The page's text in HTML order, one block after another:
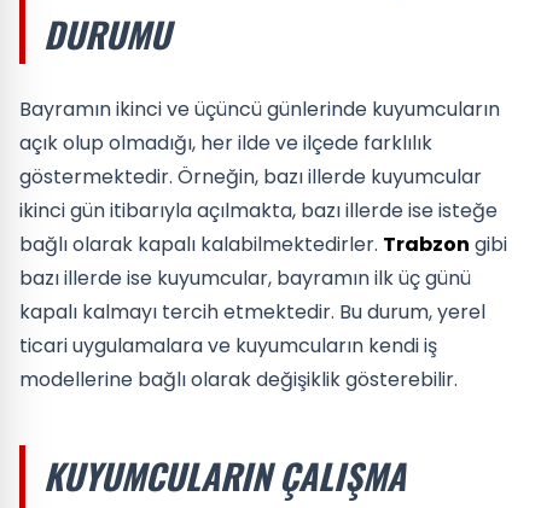
DURUMU
Bayramın ikinci ve üçüncü günlerinde kuyumcuların
açık olup olmadığı, her ilde ve ilçede farklılık
göstermektedir. Örneğin, bazı illerde kuyumcular
ikinci gün itibarıyla açılmakta, bazı illerde ise isteğe
bağlı olarak kapalı kalabilmektedirler. Trabzon gibi
bazı illerde ise kuyumcular, bayramın ilk üç günü
kapalı kalmayı tercih etmektedir. Bu durum, yerel
ticari uygulamalara ve kuyumcuların kendi iş
modellerine bağlı olarak değişiklik gösterebilir.
KUYUMCULARIN ÇALIŞMA